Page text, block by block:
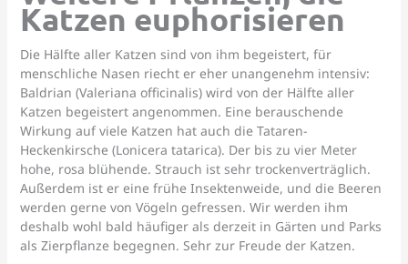
Katzen euphorisieren
Die Hälfte aller Katzen sind von ihm begeistert, für
menschliche Nasen riecht er eher unangenehm intensiv:
Baldrian (Valeriana officinalis) wird von der Hälfte aller
Katzen begeistert angenommen. Eine berauschende
Wirkung auf viele Katzen hat auch die Tataren-
Heckenkirsche (Lonicera tatarica). Der bis zu vier Meter
hohe, rosa blühende. Strauch ist sehr trockenverträglich.
Außerdem ist er eine frühe Insektenweide, und die Beeren
werden gerne von Vögeln gefressen. Wir werden ihm
deshalb wohl bald häufiger als derzeit in Gärten und Parks
als Zierpflanze begegnen. Sehr zur Freude der Katzen.